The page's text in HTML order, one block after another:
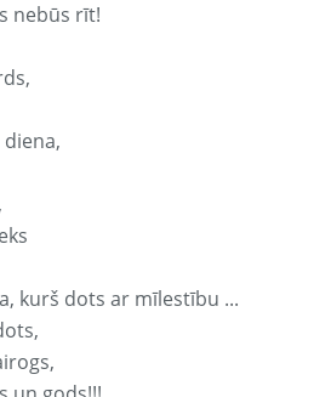
nebūs rīt!
kurš dots ar mīlestību ...